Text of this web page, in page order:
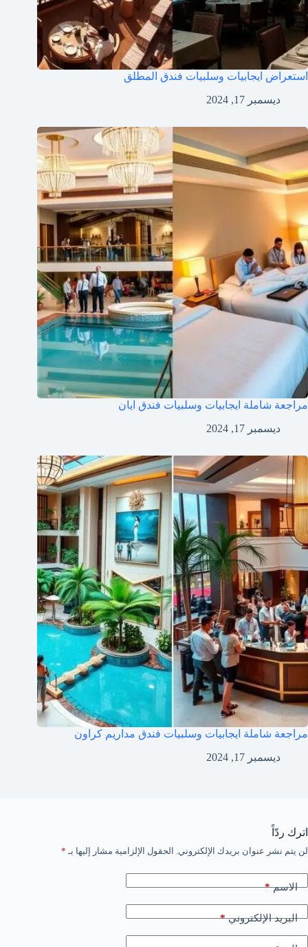
استعراض ايجابيات وسلبيات فندق المطلق
ديسمبر 17, 2024
مراجعة شاملة ايجابيات وسلبيات فندق ايان
ديسمبر 17, 2024
مراجعة شاملة ايجابيات وسلبيات فندق مداريم كراون
ديسمبر 17, 2024
اترك ردّاً
لن يتم نشر عنوان بريدك الإلكتروني. الحقول الإلزامية مشار إليها بـ *
الاسم*
البريد الإلكتروني*